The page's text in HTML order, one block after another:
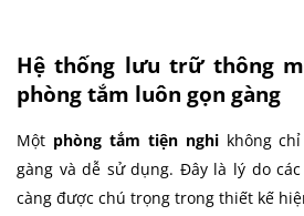
Hệ thống lưu trữ thông
phòng tắm luôn gọn gàng
Một phòng tắm tiện nghikhông chỉ
gàng và dễ sử dụng. Đây là lý do
càng được chú trọng trong thiết kế